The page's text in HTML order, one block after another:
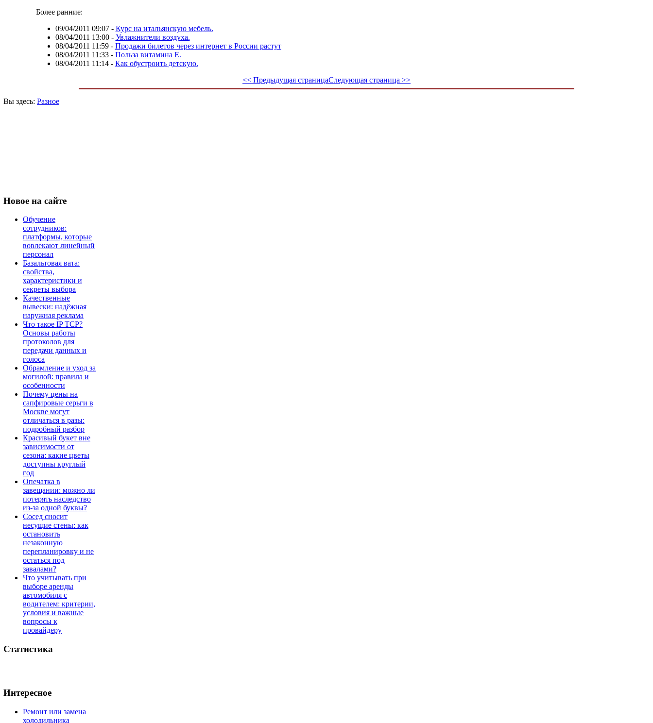
Более ранние:
09/04/2011 09:07- Курс на итальянскую мебель.
08/04/2011 13:00- Увлажнители воздуха.
08/04/2011 11:59- Продажи билетов через интернет в России растут
08/04/2011 11:33- Польза витамина Е.
08/04/2011 11:14- Как обустроить детскую.
<< Предыдущая страницаСледующая страница >>
Вы здесь: Разное
Новое на сайте
Обучение
сотрудников:
платформы, которые
вовлекают линейный
персонал
Базальтовая вата:
свойства,
характеристики и
секреты выбора
Качественные
вывески: надёжная
наружная реклама
Что такое IP TCP?
Основы работы
протоколов для
передачи данных и
голоса
Обрамление и уход за
могилой: правила и
особенности
Почему цены на
сапфировые серьги в
Москве могут
отличаться в разы:
подробный разбор
Красивый букет вне
зависимости от
сезона: какие цветы
доступны круглый
год
Опечатка в
завещании: можно ли
потерять наследство
из-за одной буквы?
Сосед сносит
несущие стены: как
остановить
незаконную
перепланировку и не
остаться под
завалами?
Что учитывать при
выборе аренды
автомобиля с
водителем: критерии,
условия и важные
вопросы к
провайдеру
Статистика
Интересное
Ремонт или замена
холодильника